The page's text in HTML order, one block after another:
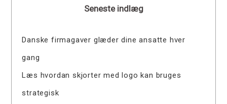
Seneste indlæg
Danske firmagaver glæder dine ansatte hver
gang
Læs hvordan skjorter med logo kan bruges
strategisk